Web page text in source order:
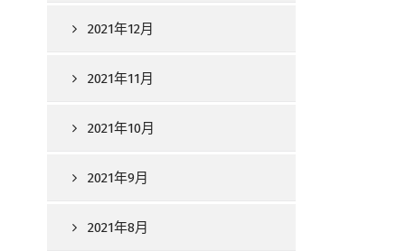
2021年12月
2021年11月
2021年10月
2021年9月
2021年8月